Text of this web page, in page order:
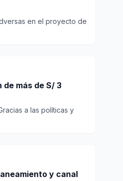
en el proyecto de
a las políticas y
y canal